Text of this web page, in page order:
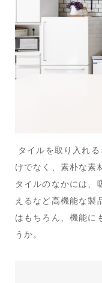
タイルを取り入れ
けでなく、素朴な素
タイルのなかには、
えるなど高機能な製
はもちろん、機能に
うか。